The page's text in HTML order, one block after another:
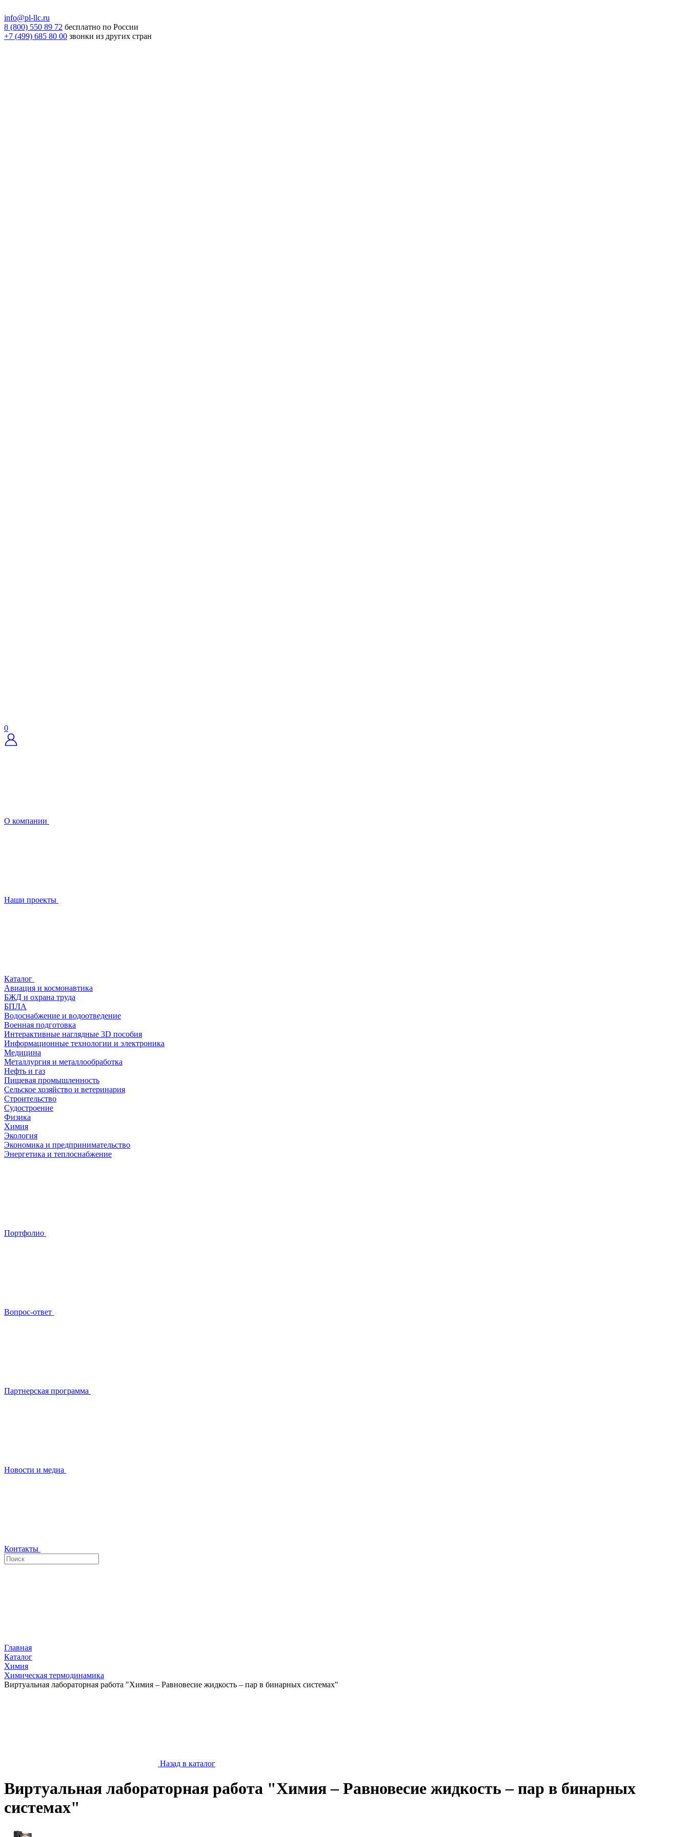
info@pl-llc.ru
8 (800) 550 89 72 бесплатно по России
+7 (499) 685 80 00 звонки из других стран
0
О компании
Наши проекты
Каталог
Авиация и космонавтика
БЖД и охрана труда
БПЛА
Водоснабжение и водоотведение
Военная подготовка
Интерактивные наглядные 3D пособия
Информационные технологии и электроника
Медицина
Металлургия и металлообработка
Нефть и газ
Пищевая промышленность
Сельское хозяйство и ветеринария
Строительство
Судостроение
Физика
Химия
Экология
Экономика и предпринимательство
Энергетика и теплоснабжение
Портфолио
Вопрос-ответ
Партнерская программа
Новости и медиа
Контакты
Главная
Каталог
Химия
Химическая термодинамика
Виртуальная лабораторная работа "Химия – Равновесие жидкость – пар в бинарных системах"
Назад в каталог
Виртуальная лабораторная работа "Химия – Равновесие жидкость – пар в бинарных
системах"